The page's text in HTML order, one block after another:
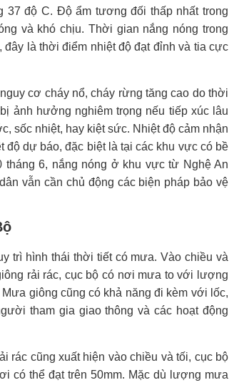
độ C. Độ ẩm tương đối thấp nhất trong
và khó chịu. Thời gian nắng nóng trong
là thời điểm nhiệt độ đạt đỉnh và tia cực
cơ cháy nổ, cháy rừng tăng cao do thời
ảnh hưởng nghiêm trọng nếu tiếp xúc lâu
sốc nhiệt, hay kiệt sức. Nhiệt độ cảm nhận
dự báo, đặc biệt là tại các khu vực có bề
6, nắng nóng ở khu vực từ Nghệ An
vẫn cần chủ động các biện pháp bảo vệ
trì hình thái thời tiết có mưa. Vào chiều và
rải rác, cục bộ có nơi mưa to với lượng
giông cũng có khả năng đi kèm với lốc,
tham gia giao thông và các hoạt động
rác cũng xuất hiện vào chiều và tối, cục bộ
có thể đạt trên 50mm. Mặc dù lượng mưa